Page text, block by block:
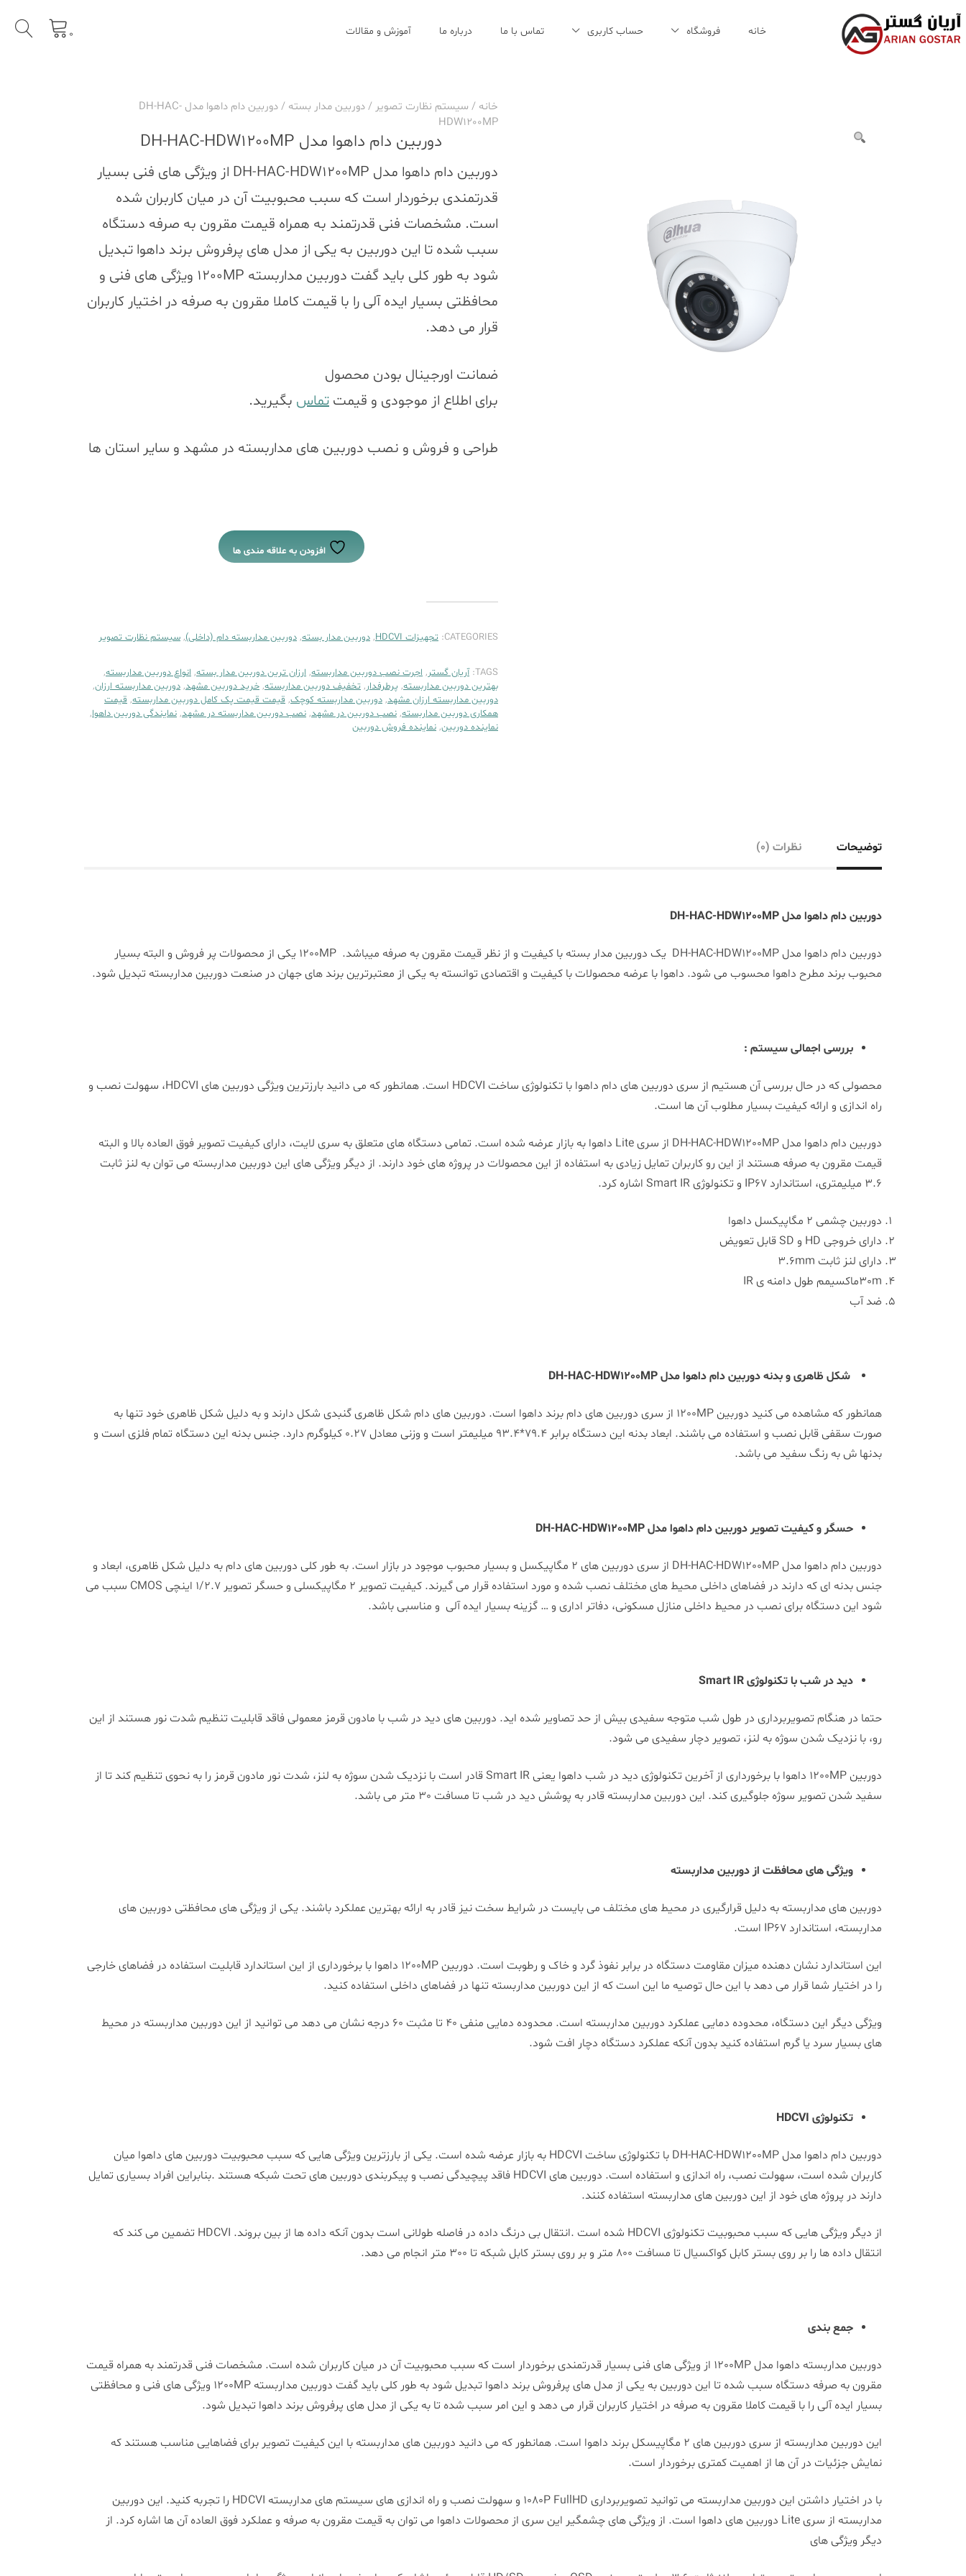
to
content
خانه فروشگاه حساب کاربری تماس با ما درباره ما آموزش و مقالات 0
خانه / سیستم نظارت تصویر /دوربین مدار بسته
/ دوربین دام داهوا مدل DH-HAC-
HDW1200MP
دوربین دام داهوا مدل DH-HAC-HDW1200MP
دوربین دام داهوا مدل DH-HAC-HDW1200MP از ویژگی های فنی بسیار
قدرتمندی برخوردار است که سبب محبوبیت آن در میان کاربران شده
است. مشخصات فنی قدرتمند به همراه قیمت مقرون به صرفه دستگاه
سبب شده تا این دوربین به یکی از مدل های پرفروش برند داهوا تبدیل
شود به طور کلی باید گفت دوربین مداربسته 1200MP ویژگی های فنی و
محافظتی بسیار ایده آلی را با قیمت کاملا مقرون به صرفه در اختیار کاربران
قرار می دهد.
ضمانت اورجینال بودن محصول
برای اطلاع از موجودی و قیمت تماس بگیرید.
طراحی و فروش و نصب دوربین های مداربسته در مشهد و سایر استان ها
افزودن به علاقه مندی ها
CATEGORIES: تجهیزات HDCVI , دوربین مدار بسته, دوربین مداربسته دام (داخلی), سیستم نظارت تصویر
TAGS: آریان گستر, اجرت نصب دوربین مداربسته, ارزان ترین دوربین مدار بسته, انواع دوربین مداربسته,
بهترین دوربین مداربسته, پرطرفدار, تخفیف دوربین مداربسته, خرید دوربین مشهد, دوربین مداربسته ارزان,
دوربین مداربسته ارزان مشهد, دوربین مداربسته کوچک, قیمت قیمت پک کامل دوربین مداربسته, قیمت
همکاری دوربین مداربسته, نصب دوربین در مشهد, نصب دوربین مداربسته در مشهد, نمایندگی دوربین داهوا,
نماینده دوربین, نماینده فروش دوربین
توضیحات نظرات (0)
دوربین دام داهوا مدل DH-HAC-HDW1200MP
دوربین دام داهوا مدل DH-HAC-HDW1200MP یک دوربین مدار بسته با کیفیت و از نظر قیمت مقرون به صرفه میباشد. 1200MP یکی از محصولات پر فروش و البته بسیار
محبوب برند مطرح داهوا محسوب می شود. داهوا با عرضه محصولات با کیفیت و اقتصادی توانسته به یکی از معتبرترین برند های جهان در صنعت دوربین مداربسته تبدیل شود.
بررسی اجمالی سیستم :
محصولی که در حال بررسی آن هستیم از سری دوربین های دام داهوا با تکنولوژی ساخت HDCVI است. همانطور که می دانید بارزترین ویژگی دوربین های HDCVI، سهولت نصب و
راه اندازی و ارائه کیفیت بسیار مطلوب آن ها است.
دوربین دام داهوا مدل DH-HAC-HDW1200MP از سری Lite داهوا به بازار عرضه شده است. تمامی دستگاه های متعلق به سری لایت، دارای کیفیت تصویر فوق العاده بالا و البته
قیمت مقرون به صرفه هستند از این رو کاربران تمایل زیادی به استفاده از این محصولات در پروژه های خود دارند. از دیگر ویژگی های این دوربین مداربسته می توان به لنز ثابت
3.6 میلیمتری، استاندارد IP67 و تکنولوژی Smart IR اشاره کرد.
دوربین چشمی 2 مگاپیکسل داهوا
دارای خروجی HD و SD قابل تعویض
دارای لنز ثابت 3.6mm
30mماکسیمم طول دامنه ی IR
ضد آب
شکل ظاهری و بدنه دوربین دام داهوا مدل DH-HAC-HDW1200MP
همانطور که مشاهده می کنید دوربین 1200MP از سری دوربین های دام برند داهوا است. دوربین های دام شکل ظاهری گنبدی شکل دارند و به دلیل شکل ظاهری خود تنها به
صورت سقفی قابل نصب و استفاده می باشند. ابعاد بدنه این دستگاه برابر 79.4*93.4 میلیمتر است و وزنی معادل 0.27 کیلوگرم دارد. جنس بدنه این دستگاه تمام فلزی است و
بدنها ش به رنگ سفید می باشد.
حسگر و کیفیت تصویر دوربین دام داهوا مدل DH-HAC-HDW1200MP
دوربین دام داهوا مدل DH-HAC-HDW1200MP از سری دوربین های 2 مگاپیکسل و بسیار محبوب موجود در بازار است. به طور کلی دوربین های دام به دلیل شکل ظاهری، ابعاد و
جنس بدنه ای که دارند در فضاهای داخلی محیط های مختلف نصب شده و مورد استفاده قرار می گیرند. کیفیت تصویر 2 مگاپیکسلی و حسگر تصویر 1/2.7 اینچی CMOS سبب می
شود این دستگاه برای نصب در محیط داخلی منازل مسکونی، دفاتر اداری و … گزینه بسیار ایده آلی و مناسبی باشد.
دید در شب با تکنولوژیSmart IR
حتما در هنگام تصویربرداری در طول شب متوجه سفیدی بیش از حد تصاویر شده اید. دوربین های دید در شب با مادون قرمز معمولی فاقد قابلیت تنظیم شدت نور هستند از این
رو، با نزدیک شدن سوژه به لنز، تصویر دچار سفیدی می شود.
دوربین 1200MP داهوا با برخورداری از آخرین تکنولوژی دید در شب داهوا یعنی Smart IR قادر است با نزدیک شدن سوژه به لنز، شدت نور مادون قرمز را به نحوی تنظیم کند تا از
سفید شدن تصویر سوژه جلوگیری کند. این دوربین مداربسته قادر به پوشش دید در شب تا مسافت 30 متر می باشد.
ویژگی های محافظت از دوربین مداربسته
دوربین های مداربسته به دلیل قرارگیری در محیط های مختلف می بایست در شرایط سخت نیز قادر به ارائه بهترین عملکرد باشند. یکی از ویژگی های محافظتی دوربین های
مداربسته، استاندارد IP67 است.
این استاندارد نشان دهنده میزان مقاومت دستگاه در برابر نفوذ گرد و خاک و رطوبت است. دوربین 1200MP داهوا با برخورداری از این استاندارد قابلیت استفاده در فضاهای خارجی
را در اختیار شما قرار می دهد با این حال توصیه ما این است که از این دوربین مداربسته تنها در فضاهای داخلی استفاده کنید.
ویژگی دیگر این دستگاه، محدوده دمایی عملکرد دوربین مداربسته است. محدوده دمایی منفی 40 تا مثبت 60 درجه نشان می دهد می توانید از این دوربین مداربسته در محیط
های بسیار سرد یا گرم استفاده کنید بدون آنکه عملکرد دستگاه دچار افت شود.
تکنولوژی HDCVI
دوربین دام داهوا مدل DH-HAC-HDW1200MP با تکنولوژی ساخت HDCVI به بازار عرضه شده است. یکی از بارزترین ویژگی هایی که سبب محبوبیت دوربین های داهوا میان
کاربران شده است، سهولت نصب، راه اندازی و استفاده است. دوربین های HDCVI فاقد پیچیدگی نصب و پیکربندی دوربین های تحت شبکه هستند .بنابراین افراد بسیاری تمایل
دارند در پروژه های خود از این دوربین های مداربسته استفاده کنند.
از دیگر ویژگی هایی که سبب محبوبیت تکنولوژی HDCVI شده است .انتقال بی درنگ داده در فاصله طولانی است بدون آنکه داده ها از بین بروند. HDCVI تضمین می کند که
انتقال داده ها را بر روی بستر کابل کواکسیال تا مسافت 800 متر و بر روی بستر کابل شبکه تا 300 متر انجام می دهد.
جمع بندی
دوربین مداربسته داهوا مدل 1200MP از ویژگی های فنی بسیار قدرتمندی برخوردار است که سبب محبوبیت آن در میان کاربران شده است. مشخصات فنی قدرتمند به همراه قیمت
مقرون به صرفه دستگاه سبب شده تا این دوربین به یکی از مدل های پرفروش برند داهوا تبدیل شود به طور کلی باید گفت دوربین مداربسته 1200MP ویژگی های فنی و محافظتی
بسیار ایده آلی را با قیمت کاملا مقرون به صرفه در اختیار کاربران قرار می دهد و این امر سبب شده تا به یکی از مدل های پرفروش برند داهوا تبدیل شود.
این دوربین مداربسته از سری دوربین های 2 مگاپیسکل برند داهوا است. همانطور که می دانید دوربین های مداربسته با این کیفیت تصویر برای فضاهایی مناسب هستند که
نمایش جزئیات در آن ها از اهمیت کمتری برخوردار است.
با در اختیار داشتن این دوربین مداربسته می توانید تصویربرداری 1080P FullHD و سهولت نصب و راه اندازی های سیستم های مداربسته HDCVI را تجربه کنید. این دوربین
مداربسته از سری Lite دوربین های داهوا است. از ویژگی های چشمگیر این سری از محصولات داهوا می توان به قیمت مقرون به صرفه و عملکرد فوق العاده آن ها اشاره کرد. از
دیگر ویژگی های